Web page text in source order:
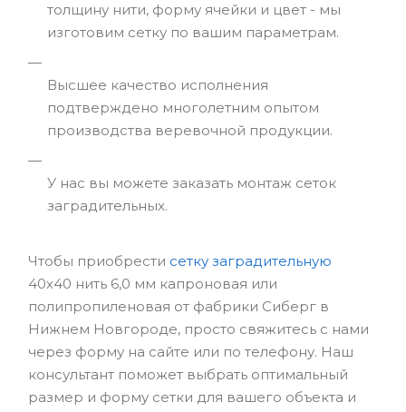
толщину нити, форму ячейки и цвет - мы
изготовим сетку по вашим параметрам.
Высшее качество исполнения
подтверждено многолетним опытом
производства веревочной продукции.
У нас вы можете заказать монтаж сеток
заградительных.
Чтобы приобрести сетку заградительную
40х40 нить 6,0 мм капроновая или
полипропиленовая от фабрики Сиберг в
Нижнем Новгороде, просто свяжитесь с нами
через форму на сайте или по телефону. Наш
консультант поможет выбрать оптимальный
размер и форму сетки для вашего объекта и